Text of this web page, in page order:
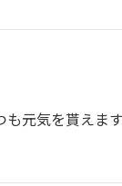
元気を貰えま